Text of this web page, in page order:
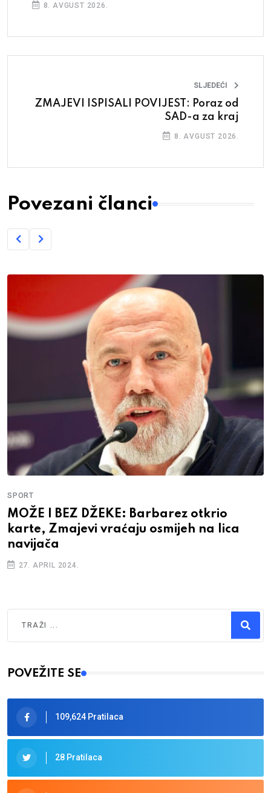
8. AVGUST 2026.
SLJEDEĆI
ZMAJEVI ISPISALI POVIJEST: Poraz od
SAD-a za kraj
8. AVGUST 2026.
Povezani članci
SPORT
MOŽE I BEZ DŽEKE: Barbarez otkrio
karte, Zmajevi vraćaju osmijeh na lica
navijača
27. APRIL 2024.
Type 2 or more characters for results.
POVEŽITE SE
109,624 Pratilaca
28 Pratilaca